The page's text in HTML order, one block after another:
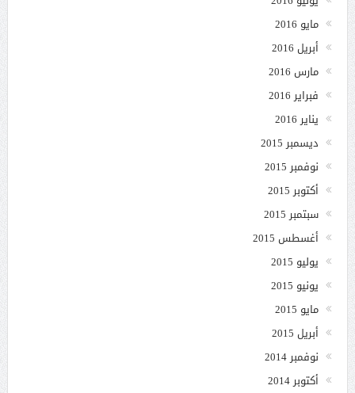
مايو 2016
أبريل 2016
مارس 2016
فبراير 2016
يناير 2016
ديسمبر 2015
نوفمبر 2015
أكتوبر 2015
سبتمبر 2015
أغسطس 2015
يوليو 2015
يونيو 2015
مايو 2015
أبريل 2015
نوفمبر 2014
أكتوبر 2014